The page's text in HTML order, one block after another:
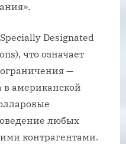
Designated
что означает
—
в американской
любых
контрагентами.